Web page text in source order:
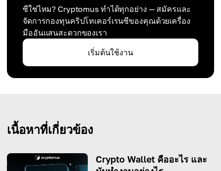
ซีใช่ไหม? Cryptomus ทำได้ทุกอย่าง — สมัครและ
จัดการกองทุนคริปโทเคอร์เรนซีของคุณด้วยเครื่อง
มืออันแสนสะดวกของเรา
เริ่มต้นใช้งาน
เนื้อหาที่เกี่ยวข้อง
Crypto Wallet คืออะไร และ